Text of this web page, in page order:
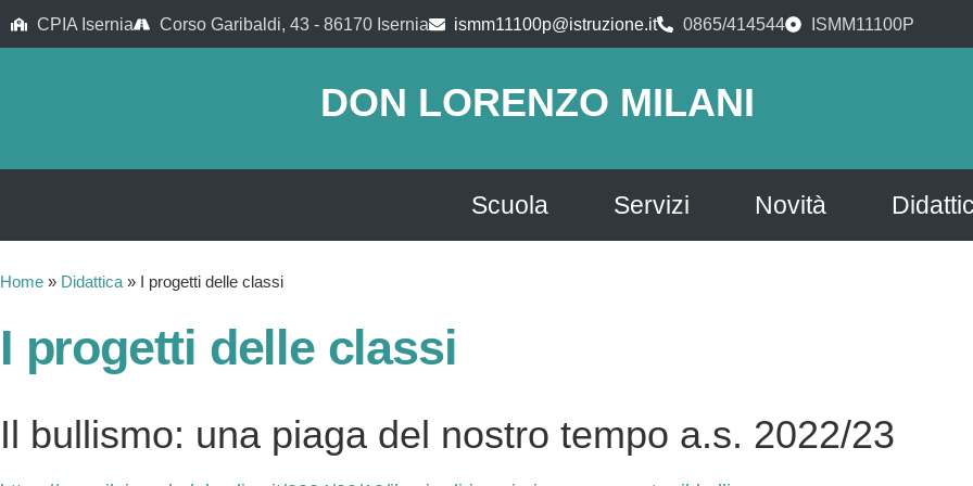
CPIA Isernia Corso Garibaldi, 43 - 86170 Isernia ismm11100p@istruzione.it 0865/414544 ISMM11100P
DON LORENZO MILANI
Scuola Servizi Novità
Home » Didattica » I progetti delle classi
I progetti delle classi
Il bullismo: una piaga del nostro tempo a.s. 2022/23